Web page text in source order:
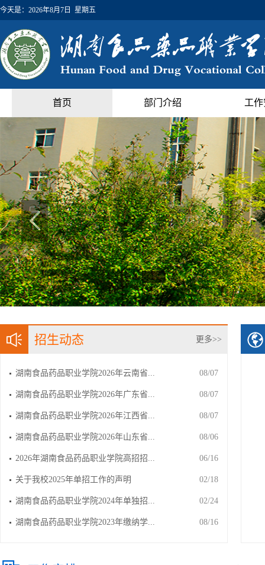
今天是： 2026年8月7日 星期五
首页 部门介绍 工
招生动态 更多>>
湖南食品药品职业学院2026年云南省... 08/07
湖南食品药品职业学院2026年广东省... 08/07
湖南食品药品职业学院2026年江西省... 08/07
湖南食品药品职业学院2026年山东省... 08/06
2026年湖南食品药品职业学院高招招... 06/16
关于我校2025年单招工作的声明 02/18
湖南食品药品职业学院2024年单独招... 02/24
湖南食品药品职业学院2023年缴纳学... 08/16